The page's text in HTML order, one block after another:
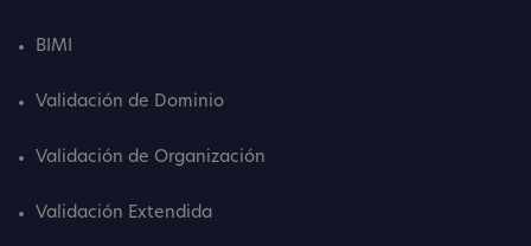
BIMI
Validación de Dominio
Validación de Organización
Validación Extendida